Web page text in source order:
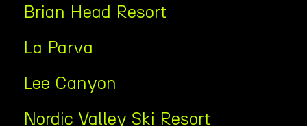
Brian Head Resort
La Parva
Lee Canyon
Nordic Valley Ski Resort